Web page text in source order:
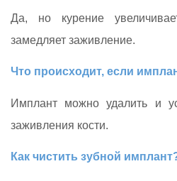
Да, но курение
замедляет заживление.
Что происходит, если
Имплант можно удалить и
заживления кости.
Как чистить зубной